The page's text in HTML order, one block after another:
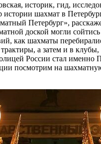
историк, гид,
истории шахмат в
Петербург»,
доской могли
как шахматы
а затем и в
России стал именно
посмотрим на